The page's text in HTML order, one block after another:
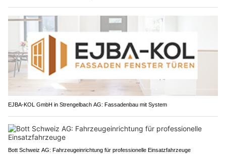
EJBA-KOL GmbH in Strengelbach AG: Fassadenbau mit System
Bott Schweiz AG: Fahrzeugeinrichtung für professionelle Einsatzfahrzeuge